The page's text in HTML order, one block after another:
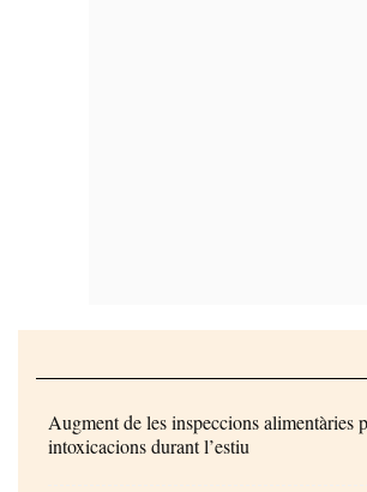
Augment de les inspeccions alimentàries
intoxicacions durant l’estiu